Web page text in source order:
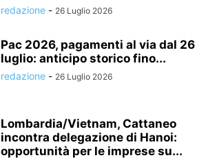
redazione - 26 Luglio 2026
Pac 2026, pagamenti al via dal 26
luglio: anticipo storico fino...
redazione - 26 Luglio 2026
Lombardia/Vietnam, Cattaneo
incontra delegazione di Hanoi:
opportunità per le imprese su...